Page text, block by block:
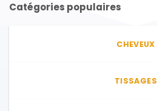
Catégories populaires
CHEVEUX
TISSAGES